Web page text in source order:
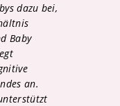
dazu bei,
Baby
an.